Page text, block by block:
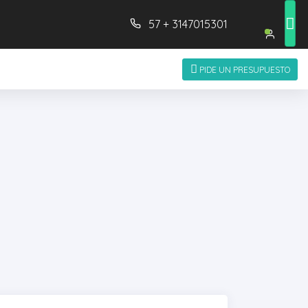
57 + 3147015301
PIDE UN PRESUPUESTO